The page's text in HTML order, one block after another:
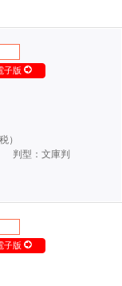
子版
）
判型：文庫判
子版